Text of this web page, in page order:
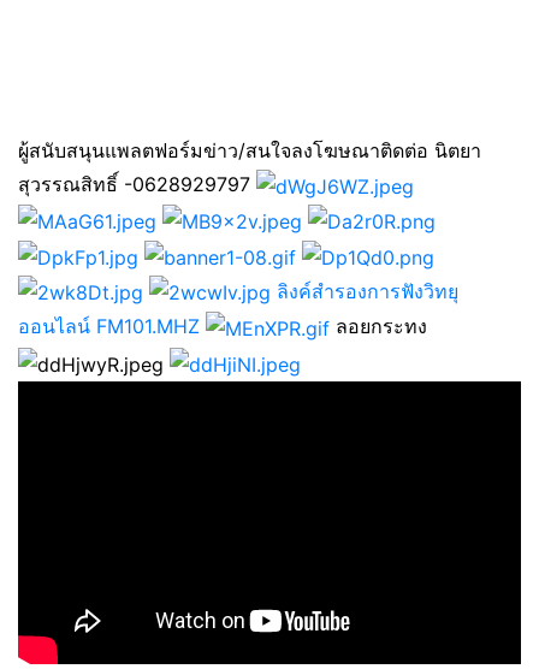
ผู้สนับสนุนแพลตฟอร์มข่าว/สนใจลงโฆษณาติดต่อ นิตยา
สุวรรณสิทธิ์ -0628929797
ลิงค์สำรองการฟังวิทยุ
ออนไลน์ FM101.MHZ
ลอยกระทง